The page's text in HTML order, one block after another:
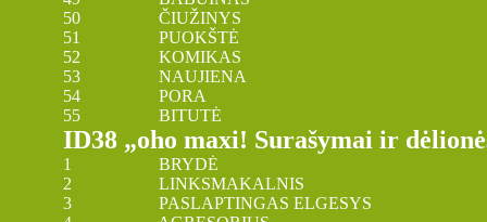
50 ČIUŽINYS
51 PUOKŠTĖ
52 KOMIKAS
53 NAUJIENA
54 PORA
55 BITUTĖ
ID38 „oho maxi! Surašymai ir
1 BRYDĖ
2 LINKSMAKALNIS
3 PASLAPTINGAS ELGESYS